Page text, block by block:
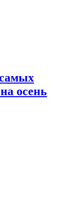
осень